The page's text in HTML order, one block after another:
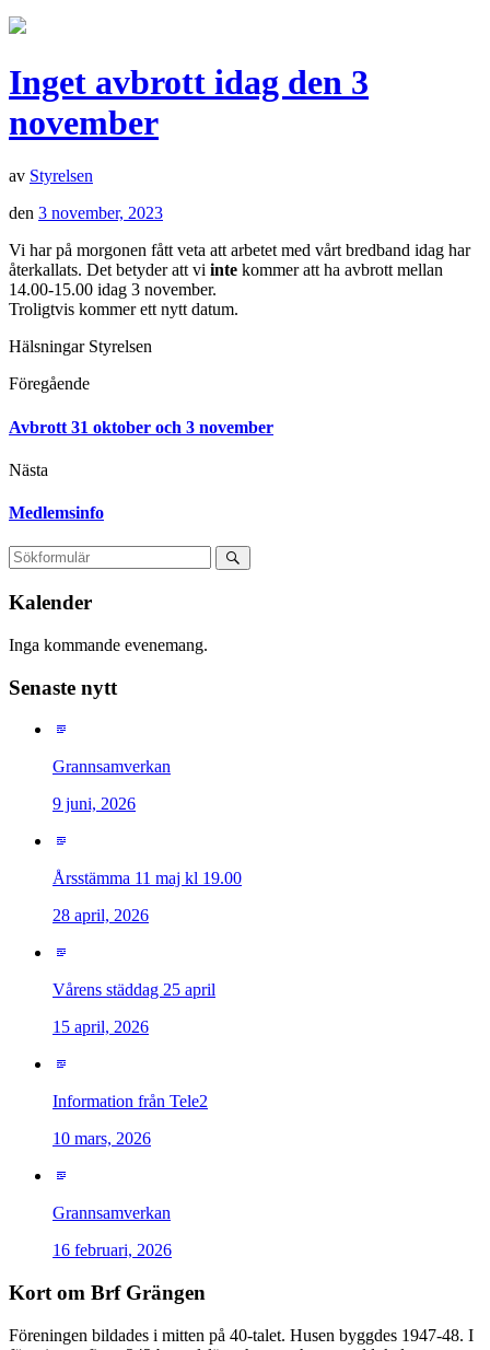
Inget avbrott idag den 3
november
av Styrelsen
den 3 november, 2023
Vi har på morgonen fått veta att arbetet med vårt bredband idag har
återkallats. Det betyder att vi inte kommer att ha avbrott mellan
14.00-15.00 idag 3 november.
Troligtvis kommer ett nytt datum.
Hälsningar Styrelsen
Föregående
Avbrott 31 oktober och 3 november
Nästa
Medlemsinfo
Kalender
Inga kommande evenemang.
Senaste nytt
Grannsamverkan
9 juni, 2026
Årsstämma 11 maj kl 19.00
28 april, 2026
Vårens städdag 25 april
15 april, 2026
Information från Tele2
10 mars, 2026
Grannsamverkan
16 februari, 2026
Kort om Brf Grängen
Föreningen bildades i mitten på 40-talet. Husen byggdes 1947-48. I